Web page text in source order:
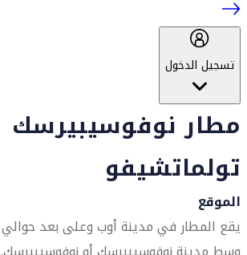
تسجيل الدخول
مطار نوفوسيبيرسك
تولماتشيفو
الموقع